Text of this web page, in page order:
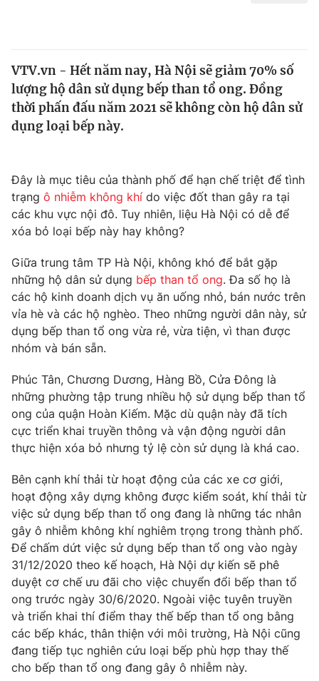
Y tế
Thế giới
Thế giới đó đây
Câu chuyện quốc tế
Tài chính
Thị trường
Dữ liệu và đời sống
Phim VTV
Hậu trường
Nhân vật
Giải sao mai
Giải trí
Điện ảnh
Âm nhạc
Sao
Đời sống
Làm đẹp
Chất lượng cuộc sống
Giáo dục
Tuyển sinh
Học trực tuyến
Công nghệ
Hitech Công nghệ tương lai
Thị trường
Tư vấn
Giao lưu trực tuyến
Lịch phát sóng
Chuyên mục khác
Emagazine Podcast
Photo Infographic
Video Shorts video
Giáo dục
VTV.vn - Hết năm nay, Hà Nội sẽ giảm 70% số
lượng hộ dân sử dụng bếp than tổ ong. Đồng
thời phấn đấu năm 2021 sẽ không còn hộ dân sử
dụng loại bếp này.
Đây là mục tiêu của thành phố để hạn chế triệt để tình
trạng ô nhiễm không khí do việc đốt than gây ra tại
các khu vực nội đô. Tuy nhiên, liệu Hà Nội có dễ để
xóa bỏ loại bếp này hay không?
Giữa trung tâm TP Hà Nội, không khó để bắt gặp
những hộ dân sử dụng bếp than tổ ong. Đa số họ là
các hộ kinh doanh dịch vụ ăn uống nhỏ, bán nước trên
vỉa hè và các hộ nghèo. Theo những người dân này, sử
dụng bếp than tổ ong vừa rẻ, vừa tiện, vì than được
nhóm và bán sẵn.
Phúc Tân, Chương Dương, Hàng Bồ, Cửa Đông là
những phường tập trung nhiều hộ sử dụng bếp than tổ
ong của quận Hoàn Kiếm. Mặc dù quận này đã tích
cực triển khai truyền thông và vận động người dân
thực hiện xóa bỏ nhưng tỷ lệ còn sử dụng là khá cao.
Bên cạnh khí thải từ hoạt động của các xe cơ giới,
hoạt động xây dựng không được kiểm soát, khí thải từ
việc sử dụng bếp than tổ ong đang là những tác nhân
gây ô nhiễm không khí nghiêm trọng trong thành phố.
Để chấm dứt việc sử dụng bếp than tổ ong vào ngày
31/12/2020 theo kế hoạch, Hà Nội dự kiến sẽ phê
duyệt cơ chế ưu đãi cho việc chuyển đổi bếp than tổ
ong trước ngày 30/6/2020. Ngoài việc tuyên truyền
và triển khai thí điểm thay thế bếp than tổ ong bằng
các bếp khác, thân thiện với môi trường, Hà Nội cũng
đang tiếp tục nghiên cứu loại bếp phù hợp thay thế
cho bếp than tổ ong đang gây ô nhiễm này.